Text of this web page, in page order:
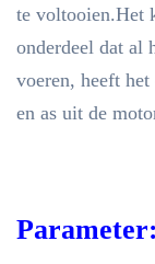
te voltooien.Het
onderdeel dat al
voeren, heeft
en as uit de
Parameter: